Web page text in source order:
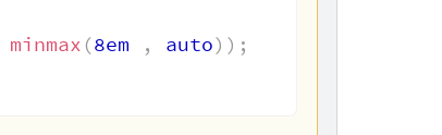
minmax (8em , auto) ) ;